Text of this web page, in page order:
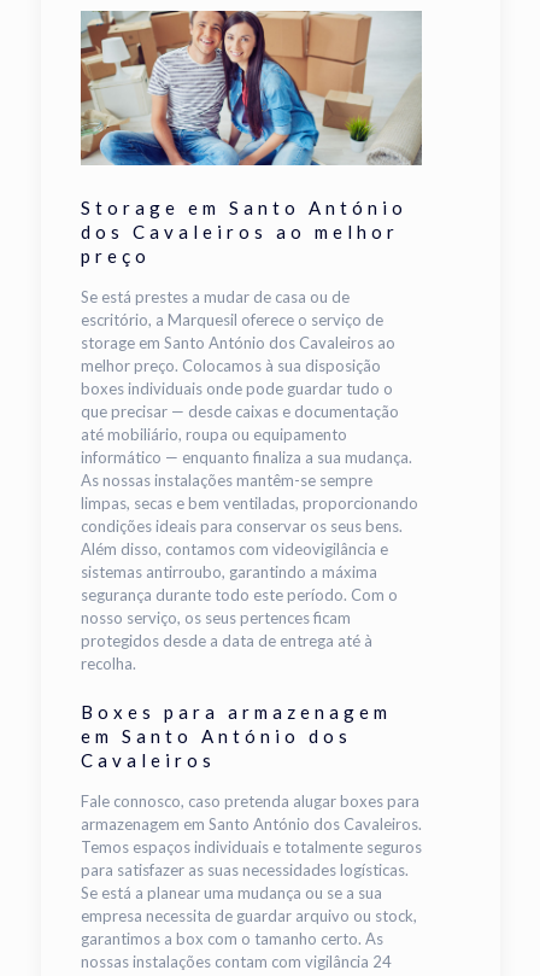
Storage em Santo António
dos Cavaleiros ao melhor
preço
Se está prestes a mudar de casa ou de
escritório, a Marquesil oferece o serviço de
storage em Santo António dos Cavaleiros ao
melhor preço. Colocamos à sua disposição
boxes individuais onde pode guardar tudo o
que precisar — desde caixas e documentação
até mobiliário, roupa ou equipamento
informático — enquanto finaliza a sua mudança.
As nossas instalações mantêm-se sempre
limpas, secas e bem ventiladas, proporcionando
condições ideais para conservar os seus bens.
Além disso, contamos com videovigilância e
sistemas antirroubo, garantindo a máxima
segurança durante todo este período. Com o
nosso serviço, os seus pertences ficam
protegidos desde a data de entrega até à
recolha.
Boxes para armazenagem
em Santo António dos
Cavaleiros
Fale connosco, caso pretenda alugar boxes para
armazenagem em Santo António dos Cavaleiros.
Temos espaços individuais e totalmente seguros
para satisfazer as suas necessidades logísticas.
Se está a planear uma mudança ou se a sua
empresa necessita de guardar arquivo ou stock,
garantimos a box com o tamanho certo. As
nossas instalações contam com vigilância 24